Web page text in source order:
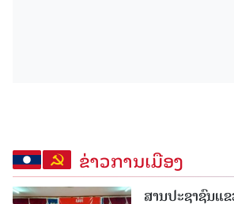
ຂ່າວການເມືອງ
ສານປະຊາຊົນແ